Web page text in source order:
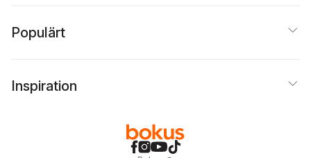
Populärt
Inspiration